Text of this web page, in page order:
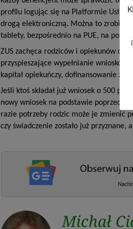
profilu logując się na Platformie Usług
drogą elektroniczną. Można to zrobić
tablety, bezpośrednio na PUE, na
ZUS zachęca rodziców i opiekunów do
przyspieszające wypełnianie wniosków
kapitał opiekuńczy, dofinansowanie
Jeśli ktoś składał już wniosek o 500
nowy wniosek na podstawie
razie potrzeby rodzic może je zmienić
czy świadczenie zostało już
Michał